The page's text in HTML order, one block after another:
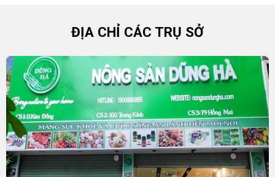
ĐỊA CHỈ CÁC TRỤ SỞ